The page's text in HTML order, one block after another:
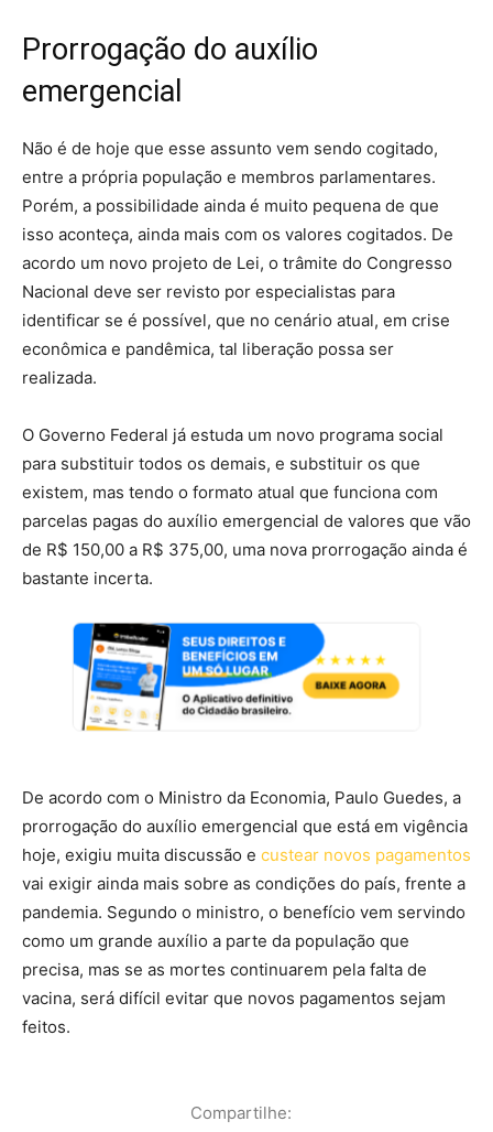
Prorrogação do auxílio
emergencial
Não é de hoje que esse assunto vem sendo cogitado,
entre a própria população e membros parlamentares.
Porém, a possibilidade ainda é muito pequena de que
isso aconteça, ainda mais com os valores cogitados. De
acordo um novo projeto de Lei, o trâmite do Congresso
Nacional deve ser revisto por especialistas para
identificar se é possível, que no cenário atual, em crise
econômica e pandêmica, tal liberação possa ser
realizada.
O Governo Federal já estuda um novo programa social
para substituir todos os demais, e substituir os que
existem, mas tendo o formato atual que funciona com
parcelas pagas do auxílio emergencial de valores que vão
de R$ 150,00 a R$ 375,00, uma nova prorrogação ainda é
bastante incerta.
De acordo com o Ministro da Economia, Paulo Guedes, a
prorrogação do auxílio emergencial que está em vigência
hoje, exigiu muita discussão e custear novos pagamentos
vai exigir ainda mais sobre as condições do país, frente a
pandemia. Segundo o ministro, o benefício vem servindo
como um grande auxílio a parte da população que
precisa, mas se as mortes continuarem pela falta de
vacina, será difícil evitar que novos pagamentos sejam
feitos.
Compartilhe: